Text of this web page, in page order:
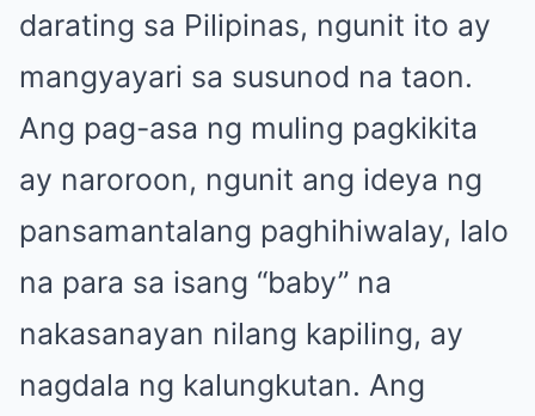
darating sa Pilipinas, ngunit ito ay
mangyayari sa susunod na taon.
Ang pag-asa ng muling pagkikita
ay naroroon, ngunit ang ideya ng
pansamantalang paghihiwalay, lalo
na para sa isang “baby” na
nakasanayan nilang kapiling, ay
nagdala ng kalungkutan. Ang